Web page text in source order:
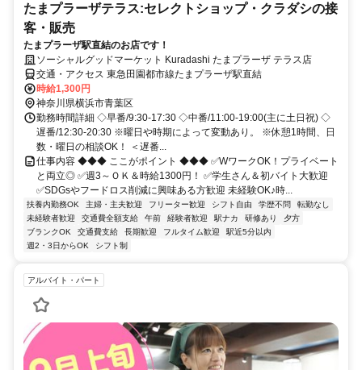
たまプラーザテラス:セレクトショップ・クラダシの接
客・販売
たまプラーザ駅直結のお店です！
ソーシャルグッドマーケット Kuradashi たまプラーザ テラス店
交通・アクセス 東急田園都市線たまプラーザ駅直結
時給1,300円
神奈川県横浜市青葉区
勤務時間詳細 ◇早番/9:30-17:30 ◇中番/11:00-19:00(主に土日祝) ◇
遅番/12:30-20:30 ※曜日や時期によって変動あり。 ※休憩1時間、日
数・曜日の相談OK！ ＜遅番...
仕事内容 ◆◆◆ ここがポイント ◆◆◆ ✅WワークOK！プライベート
と両立◎ ✅週3～ＯＫ＆時給1300円！ ✅学生さん＆初バイト大歓迎
✅SDGsやフードロス削減に興味ある方歓迎 未経験OK♪時...
扶養内勤務OK 主婦・主夫歓迎 フリーター歓迎 シフト自由 学歴不問
転勤なし
未経験者歓迎
交通費全額支給 午前 経験者歓迎 駅ナカ 研修あり
夕方
ブランクOK
交通費支給 長期歓迎 フルタイム歓迎
駅近5分以内
週2・3日からOK
シフト制
アルバイト・パート